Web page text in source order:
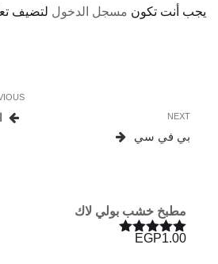
يجب أنت تكون مسجل الدخول لتضيف
المقالات
Post
Next
Post
NEXT
بي في سي
مطبخ خشب بولي لاك
تم التقييم
EGP1.00